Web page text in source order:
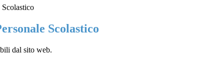
Scolastico
dal sito web.